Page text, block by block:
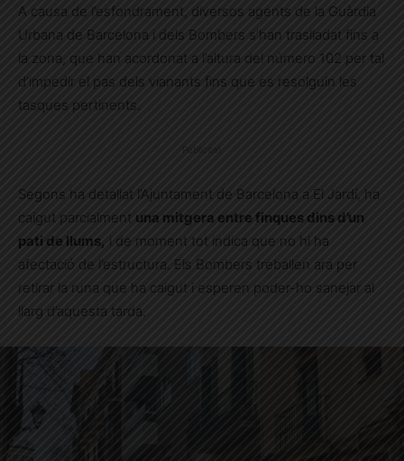
A causa de l’esfondrament, diversos agents de la Guàrdia
Urbana de Barcelona i dels Bombers s’han traslladat fins a
la zona, que han acordonat a l’altura del número 102 per tal
d’impedir el pas dels vianants fins que es resolguin les
tasques pertinents.
Segons ha detallat l’Ajuntament de Barcelona a El Jardí, ha
caigut parcialment una mitgera entre finques dins d’un
pati de llums,
i de moment tot indica que no hi ha
afectació de l’estructura. Els Bombers treballen ara per
retirar la runa que ha caigut i esperen poder-ho sanejar al
llarg d’aquesta tarda.